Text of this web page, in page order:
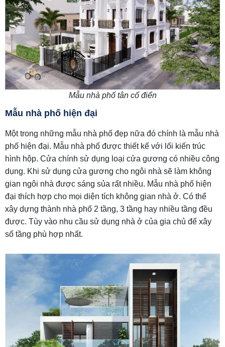
Mẫu nhà phố tân cổ điển
Mẫu nhà phố hiện đại
Một trong những mẫu nhà phố đẹp nữa đó chính là mẫu nhà
phố hiện đại. Mẫu nhà phố được thiết kế với lối kiến trúc
hình hộp. Cửa chính sử dụng loại cửa gương có nhiều công
dụng. Khi sử dụng cửa gương cho ngôi nhà sẽ làm không
gian ngôi nhà được sáng sủa rất nhiều. Mẫu nhà phố hiện
đại thích hợp cho mọi diện tích không gian nhà ở. Có thể
xây dựng thành nhà phố 2 tầng, 3 tầng hay nhiều tầng đều
được. Tùy vào nhu cầu sử dụng nhà ở của gia chủ để xây
số tầng phù hợp nhất.